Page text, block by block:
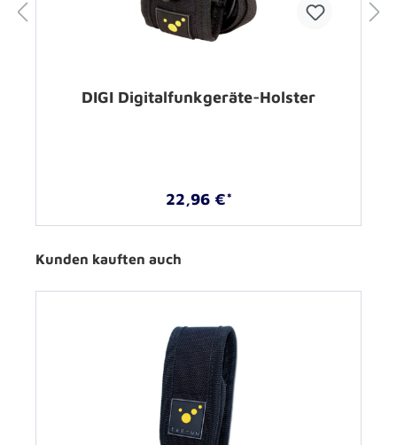
DIGI Digitalfunkgeräte-Holster
22,96 €*
Kunden kauften auch